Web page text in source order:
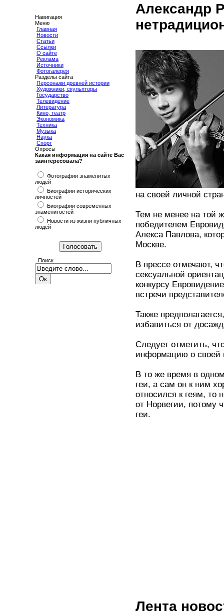
Навигация
Меню
Главная
Новости
Статьи
Ссылки
О сайте
Реклама
Источники
Фотогалерея
Разделы сайта
Персонажи древней истории
Художники, скульпторы
Государство
Телевидение
Литература
Кино, театр
Экономика
Техника
Музыка
Наука
Спорт
Опросы
Какая информация на сайте Вас
заинтересовала?
Фотографии знаменитых
людей
Биографии исторических
личностей
Биографии современных
знаменитостей
Новости из жизни публичных
людей
Поиск
Александр
на своей личной
Тем не менее на той
победителем
Алекса Павлова,
Москве.
В прессе отмечают,
сексуальной
конкурсу
встречи
Также
избавиться от
Следует отметить,
информацию о своей
В то же время в
геи, а сам он к ним
относился к геям, то
от Норвегии, потому
геи.
Лента